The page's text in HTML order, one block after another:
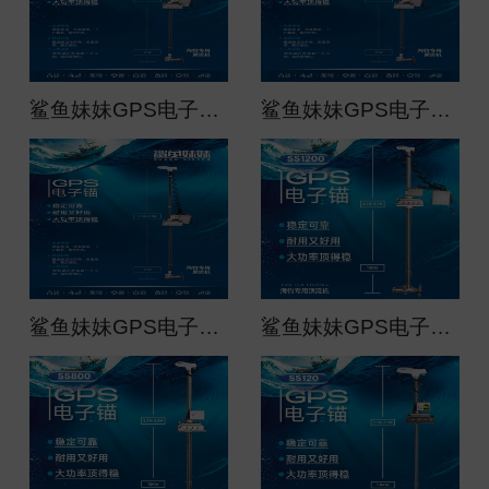
鲨鱼妹妹GPS电子锚（船用）大功率顶流机ss1600 鲨鱼妹妹GPS电子锚（船用）大功率顶流机ss320（不锈钢）
鲨鱼妹妹GPS电子锚（船用）大功率顶流机ss1600 鲨鱼妹妹GPS电子锚（船用）大功率顶流机ss1200